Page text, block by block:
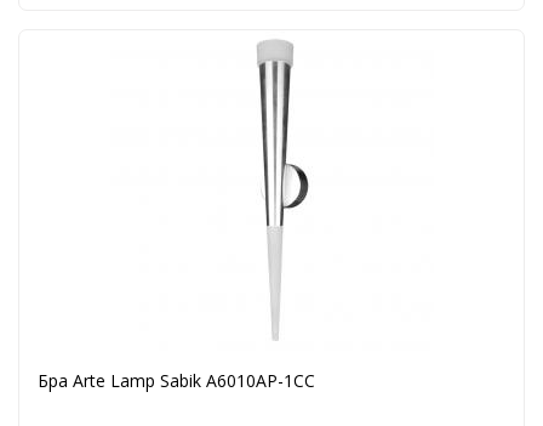
Бра Arte Lamp Sabik A6010AP-1CC